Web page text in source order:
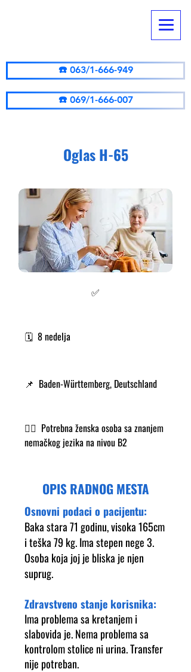
☎️ 063/1-666-949
☎️ 069/1-666-007
Oglas H-65
✅
🗓️ 8 nedelja
📌 Baden-Württemberg, Deutschland
👩‍⚕️ Potrebna ženska osoba sa znanjem
nemačkog jezika na nivou B2
OPIS RADNOG MESTA
Osnovni podaci o pacijentu:
Baka stara 71 godinu, visoka 165cm
i teška 79 kg. Ima stepen nege 3.
Osoba koja joj je bliska je njen
suprug.
Zdravstveno stanje korisnika:
Ima problema sa kretanjem i
slabovida je. Nema problema sa
kontrolom stolice ni urina. Transfer
nije potreban.